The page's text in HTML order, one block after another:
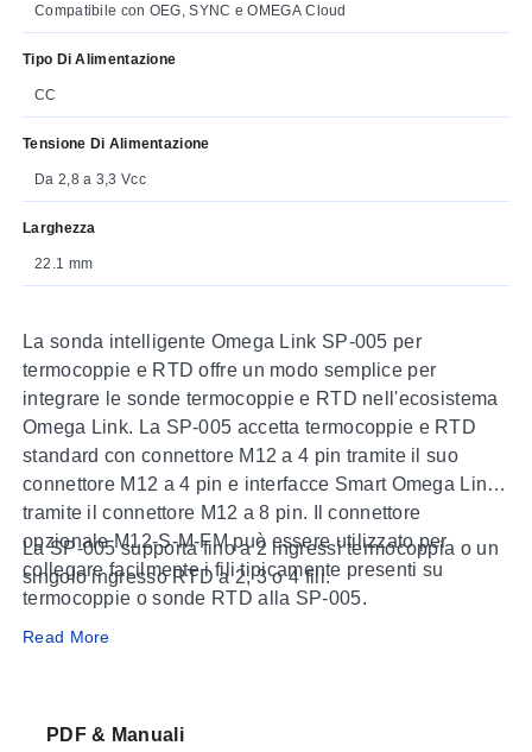
Compatibile con OEG, SYNC e OMEGA Cloud
Tipo Di Alimentazione
CC
Tensione Di Alimentazione
Da 2,8 a 3,3 Vcc
Larghezza
22.1 mm
La sonda intelligente Omega Link SP-005 per
termocoppie e RTD offre un modo semplice per
integrare le sonde termocoppie e RTD nell'ecosistema
Omega Link. La SP-005 accetta termocoppie e RTD
standard con connettore M12 a 4 pin tramite il suo
connettore M12 a 4 pin e interfacce Smart Omega Link
tramite il connettore M12 a 8 pin. Il connettore
opzionale M12-S-M-FM può essere utilizzato per
collegare facilmente i fili tipicamente presenti su
termocoppie o sonde RTD alla SP-005.
La SP-005 supporta fino a 2 ingressi termocoppia o un
singolo ingresso RTD a 2, 3 o 4 fili.
utilizzando l'interfaccia di configurazione intuitiva di
Read More
PDF & Manuali